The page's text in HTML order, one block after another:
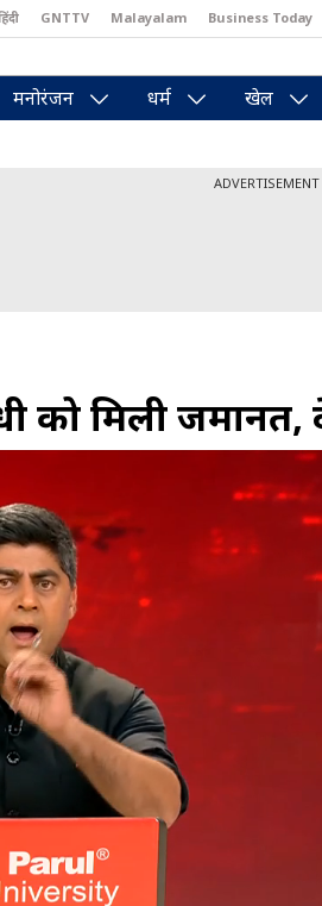
GNTTV Malayalam Business Today
मनोरंजन धर्म खेल
ADVERTISEMENT
को मिली